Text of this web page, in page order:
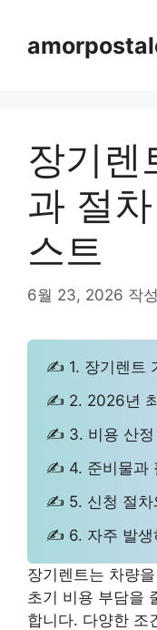
장기렌
과 절
스트
6월 23, 2026 작
✍ 1. 장기렌트
✍ 2. 2026년
✍ 3. 비용 산정
✍ 4. 준비물과
✍ 5. 신청 절차
✍ 6. 자주 발생
장기렌트는 차량
초기 비용 부담을
합니다. 다양한 조